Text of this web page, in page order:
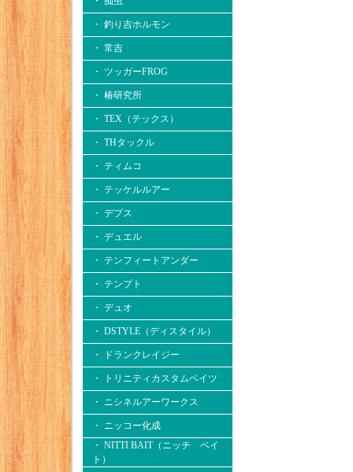
・ 釣り吉ホルモン
・ 常吉
・ ツッガーFROG
・ 椿研究所
・ TEX（テックス）
・ THタックル
・ ティムコ
・ テッケルルアー
・ デプス
・ デュエル
・ テンフィートアンダー
・ テンプト
・ デュオ
・ DSTYLE（ディスタイル）
・ ドランクレイジー
・ トリニティカスタムベイツ
・ ニシネルアーワークス
・ ニッコー化成
・ NITTI BAIT（ニッチ ベイ
ト）